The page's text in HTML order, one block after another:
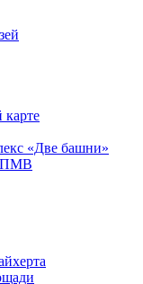
«Две башни»
ПМВ